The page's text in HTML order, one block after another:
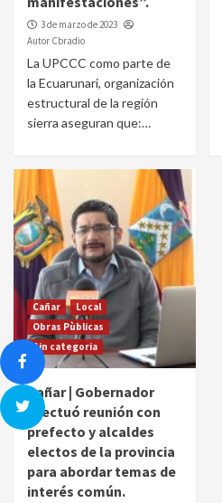
3 de marzo de 2023
Autor Cbradio
La UPCCC como parte de
la Ecuarunari, organización
estructural de la región
sierra aseguran que:…
Cañar
Local
Obras Pùblicas
Sin categoria
Cañar | Gobernador
efectuó reunión con
prefecto y alcaldes
electos de la provincia
para abordar temas de
interés común.